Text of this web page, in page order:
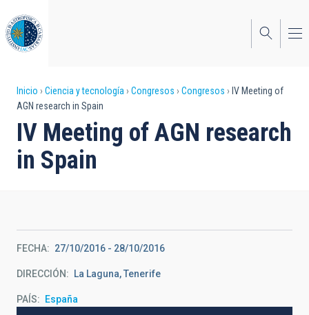
al
contenido
principal
Sobrescribir
enlaces
de
ayuda
navegación
Inicio Ciencia y tecnología Congresos Congresos
IV Meeting of
AGN research in Spain
IV Meeting of AGN research
in Spain
FECHA 27/10/2016 - 28/10/2016
DIRECCIÓN La Laguna, Tenerife
PAÍS España